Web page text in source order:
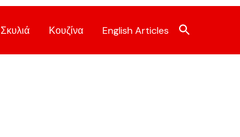
Σκυλιά Κουζίνα English Articles